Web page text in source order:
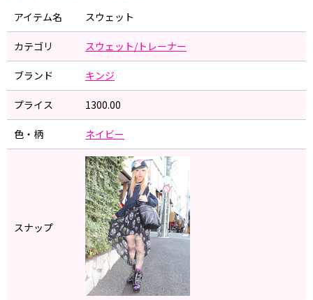
アイテム名 スウェット
カテゴリ スウェット/トレーナー
ブランド キンジ
プライス 1300.00
色・柄 ネイビー
スナップ